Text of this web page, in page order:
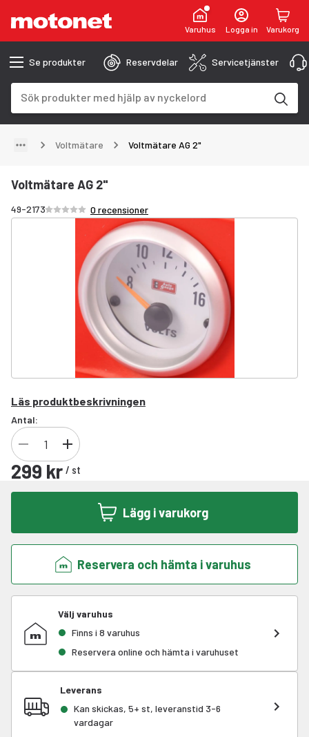
Varuhus Logga in Varukorg
Se produkter Reservdelar Servicetjänster
Voltmätare Voltmätare AG 2"
Voltmätare AG 2"
49-2173Betyg /5 stjärnor
0 recensioner
Läs produktbeskrivningen
Antal:
299 kr / st
Lägg i varukorg
Reservera och hämta i varuhus
Välj varuhus
Finns i 8 varuhus
Reservera online och hämta i varuhuset
Leverans
Kan skickas, 5+ st, leveranstid 3-6
vardagar